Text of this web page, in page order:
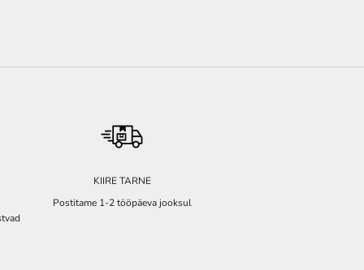
KIIRE TARNE
Postitame 1-2 tööpäeva jooksul